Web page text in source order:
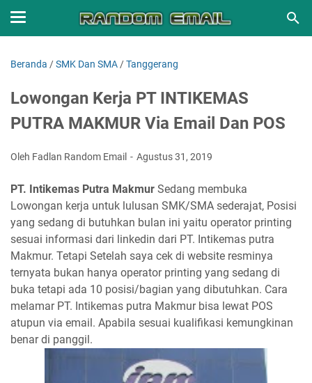
Beranda /SMK Dan SMA /Tanggerang
Lowongan Kerja PT INTIKEMAS
PUTRA MAKMUR Via Email Dan POS
Oleh Fadlan Random Email Agustus 31, 2019
PT. Intikemas Putra Makmur Sedang membuka
Lowongan kerja untuk lulusan SMK/SMA sederajat, Posisi
yang sedang di butuhkan bulan ini yaitu operator printing
sesuai informasi dari linkedin dari PT. Intikemas putra
Makmur. Tetapi Setelah saya cek di website resminya
ternyata bukan hanya operator printing yang sedang di
buka tetapi ada 10 posisi/bagian yang dibutuhkan. Cara
melamar PT. Intikemas putra Makmur bisa lewat POS
atupun via email. Apabila sesuai kualifikasi kemungkinan
benar di panggil.